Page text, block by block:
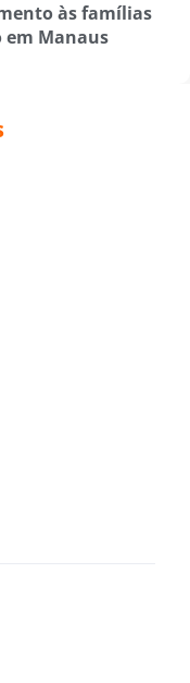
às famílias
em Manaus